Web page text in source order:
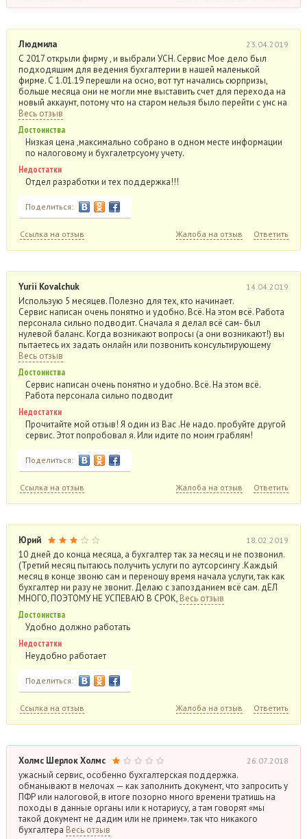
Людмила 23.04.2019
С 2017 открыли фирму , и выбрали УСН. Сервис Мое дело был
подходящим для ведения бухгалтерии в нашей маленькой
фирме. С 1.01.19 перешли на осно, вот тут начались сюрпризы,
больше месяца они не могли мне выставить счет для перехода на
новый аккаунт, потому что на старом нельзя было перейти с унс на
Весь отзыв
Достоинства
Низкая цена ,максимально собрано в одном месте информации
по налоговому и бухгалетрсуому учету.
Недостатки
Отдел разработки и тех поддержка!!!
Поделиться:
Ссылка на отзыв Жалоба на отзыв Ответить
Yurii Kovalchuk 14.04.2019
Использую 5 месяцев. Полезно для тех, кто начинает.
Сервис написан очень понятно и удобно. Всё. На этом всё. Работа
персонала сильно подводит. Сначала я делал всё сам- был
нулевой баланс. Когда возникают вопросы (а они возникают!) вы
пытаетесь их задать онлайн или позвонить консультирующему
Весь отзыв
Достоинства
Сервис написан очень понятно и удобно. Всё. На этом всё.
Работа персонала сильно подводит
Недостатки
Прочитайте мой отзыв! Я один из Вас .Не надо. пробуйте другой
сервис. Этот попробовал я. Или идите по моим граблям!
Поделиться:
Ссылка на отзыв Жалоба на отзыв Ответить
Юрий 18.02.2019
10 дней до конца месяца, а бухгалтер так за месяц и не позвонил.
(Третий месяц пытаюсь получить услуги по аутсорсингу .Каждый
месяц в конце звоню сам и переношу время начала услуги, так как
бухгалтер ни разу не звонит. Делаю с запозданием всё сам. дЕЛ
МНОГО, ПОЭТОМУ НЕ УСПЕВАЮ В СРОК, Весь отзыв
Достоинства
Удобно должно работать
Недостатки
Неудобно работает
Поделиться:
Ссылка на отзыв Жалоба на отзыв Ответить
Холмс Шерлок Холмс 26.07.2018
ужасный сервис, особенно бухгалтерская поддержка.
обманывают в мелочах — как заполнить документ, что запросить у
ПФР или налоговой, в итоге позорно много времени тратишь на
походы в данные органы или к нотариусу, а там говорят «мы
такой документ не дадим или не примем». так что никакого
бухгалтера Весь отзыв